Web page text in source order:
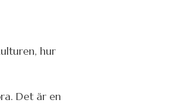
hur
Det är en